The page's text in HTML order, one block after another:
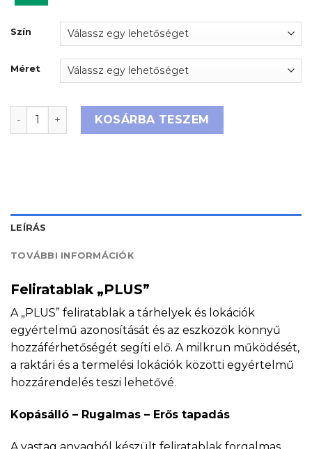
Szín
Méret
Feliratablak "PLUS" mennyiség
KOSÁRBA TESZEM
LEÍRÁS
TOVÁBBI INFORMÁCIÓK
Feliratablak „PLUS”
A „PLUS” feliratablak a tárhelyek és lokációk
egyértelmű azonosítását és az eszközök könnyű
hozzáférhetőségét segíti elő. A milkrun működését,
a raktári és a termelési lokációk közötti egyértelmű
hozzárendelés teszi lehetővé.
Kopásálló – Rugalmas – Erős tapadás